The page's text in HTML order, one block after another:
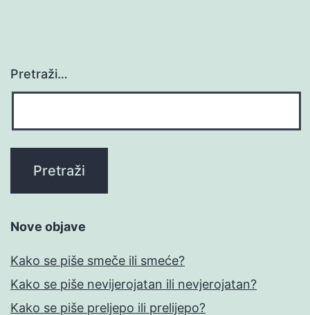
Pretraži…
Nove objave
Kako se piše smeče ili smeće?
Kako se piše nevijerojatan ili nevjerojatan?
Kako se piše preljepo ili prelijepo?